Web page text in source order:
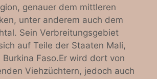
genauer dem mittleren
unter anderem auch dem
Sein Verbreitungsgebiet
auf Teile der Staaten Mali,
Burkina Faso.Er wird dort von
Viehzüchtern, jedoch auch